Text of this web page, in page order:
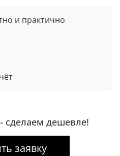
и практично
дешевле!
заявку